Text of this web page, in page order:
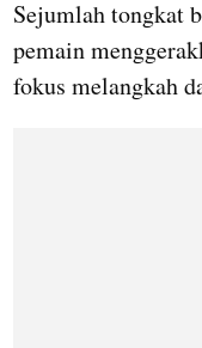
Sejumlah tongkat
pemain
fokus melangkah